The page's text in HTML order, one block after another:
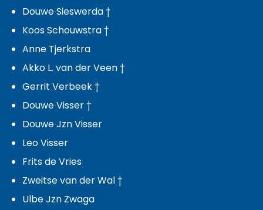
Douwe Sieswerda †
Koos Schouwstra †
Anne Tjerkstra
Akko L. van der Veen †
Gerrit Verbeek †
Douwe Visser †
Douwe Jzn Visser
Leo Visser
Frits de Vries
Zweitse van der Wal †
Ulbe Jzn Zwaga